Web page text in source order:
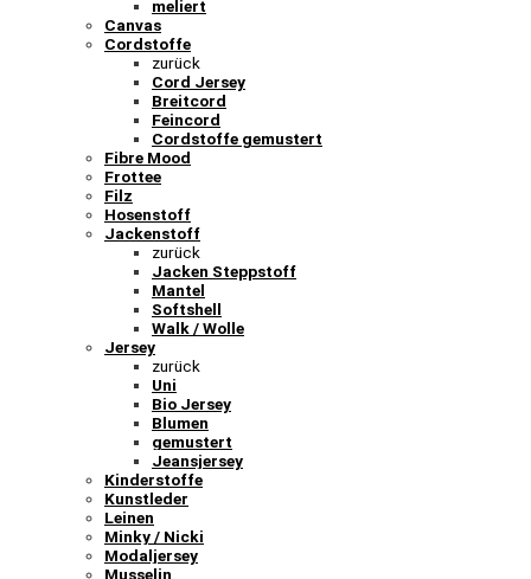
meliert
Canvas
Cordstoffe
zurück
Cord Jersey
Breitcord
Feincord
Cordstoffe gemustert
Fibre Mood
Frottee
Filz
Hosenstoff
Jackenstoff
zurück
Jacken Steppstoff
Mantel
Softshell
Walk / Wolle
Jersey
zurück
Uni
Bio Jersey
Blumen
gemustert
Jeansjersey
Kinderstoffe
Kunstleder
Leinen
Minky / Nicki
Modaljersey
Musselin